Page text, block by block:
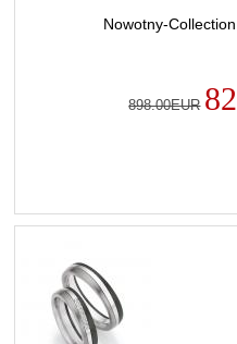
Nowotny-
898.00EUR